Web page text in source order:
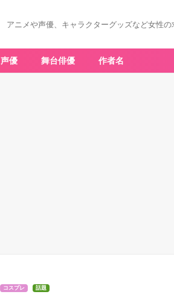
アニメや声優、キャラクターグッズなど女性
声優 舞台俳優 作者名
コスプレ 話題